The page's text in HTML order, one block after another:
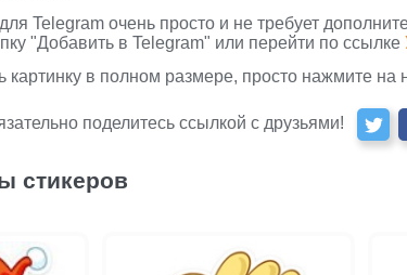
Telegram очень просто и не требует
"Добавить в Telegram" или перейти по ссылке
картинку в полном размере, просто нажмите на
поделитесь ссылкой с друзьями!
стикеров